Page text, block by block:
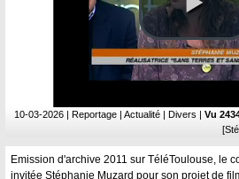
10-03-2026 | Reportage | Actualité | Divers | Vu
Emission d'archive 2011 sur TéléToulouse, le
invitée Stéphanie Muzard pour son projet de